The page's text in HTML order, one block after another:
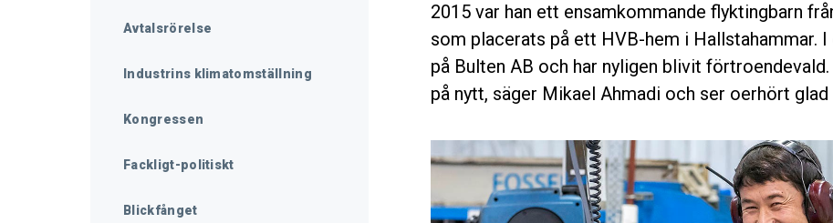
Avtalsrörelse
Industrins klimatomställning
Kongressen
Fackligt-politiskt
Blickfånget
2015 var han ett ensamkommande flyktingbarn
som placerats på ett HVB-hem i Hallstahammar. I
på Bulten AB och har nyligen blivit
på nytt, säger Mikael Ahmadi och ser oerhört glad